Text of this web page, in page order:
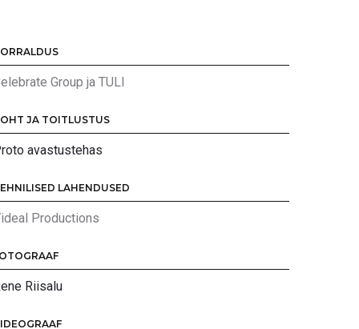
Group ja TULI
JA TOITLUSTUS
avastustehas
LAHENDUSED
Productions
Riisalu